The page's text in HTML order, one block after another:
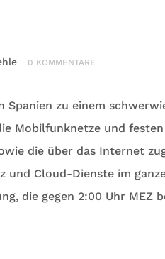
0 KOMMENTARE
Spanien zu einem
Mobilfunknetze und festen
die über das Internet
und Cloud-Dienste im
die gegen 2:00 Uhr MEZ